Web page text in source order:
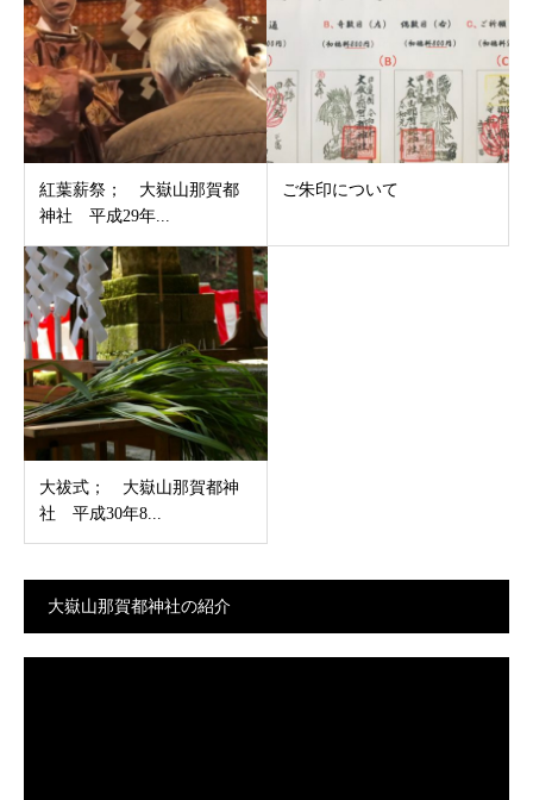
紅葉薪祭； 大嶽山那賀都
神社 平成29年...
ご朱印について
大祓式； 大嶽山那賀都神
社 平成30年8...
大嶽山那賀都神社の紹介